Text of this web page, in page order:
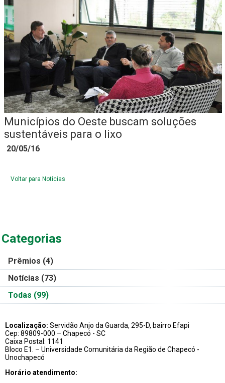
Municípios do Oeste buscam soluções
sustentáveis para o lixo
20/05/16
Voltar para Notícias
Categorias
Prêmios (4)
Notícias (73)
Todas (99)
Localização: Servidão Anjo da Guarda, 295-D, bairro Efapi
Cep: 89809-000 – Chapecó - SC
Caixa Postal: 1141
Bloco E1. – Universidade Comunitária da Região de Chapecó -
Unochapecó
Horário atendimento: